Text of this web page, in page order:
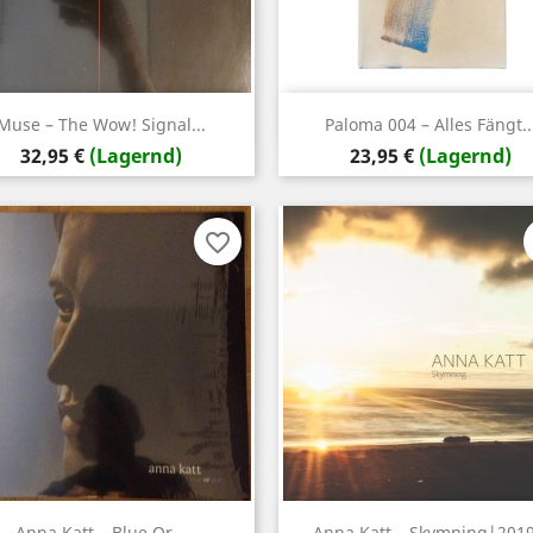
– The Wow! Signal...
Preis
32,95 € (Lagernd)
Vorschau Paloma 004 – Alles
Preis
23,95 € (Lagernd)
Vorschau
Vorschau
favorite_border
 Vorschau